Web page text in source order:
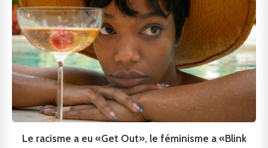
Le racisme a eu «Get Out», le féminisme a «Blink